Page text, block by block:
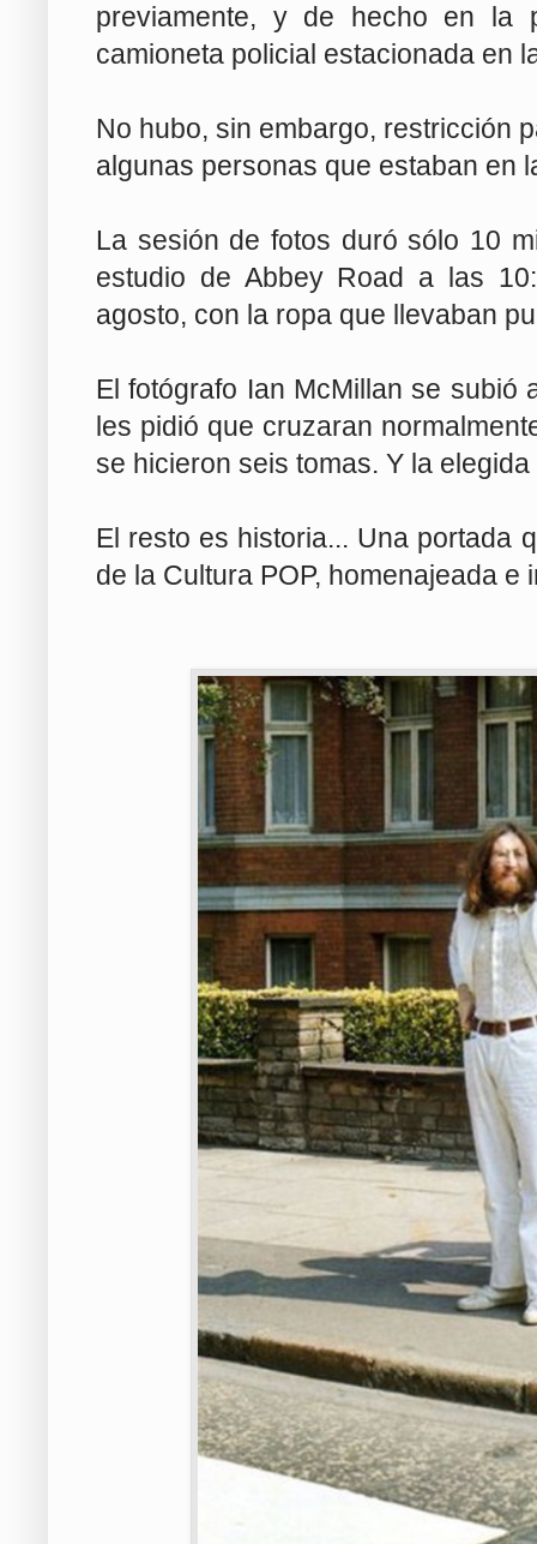
previamente, y de hecho en la
camioneta policial estacionada en
No hubo, sin embargo, restricción
algunas personas que estaban en
La sesión de fotos duró sólo 10
estudio de Abbey Road a las
agosto, con la ropa que llevaban
El fotógrafo Ian McMillan se
les pidió que cruzaran
se hicieron seis tomas. Y la
El resto es historia... Una portada
de la Cultura POP, homenajeada